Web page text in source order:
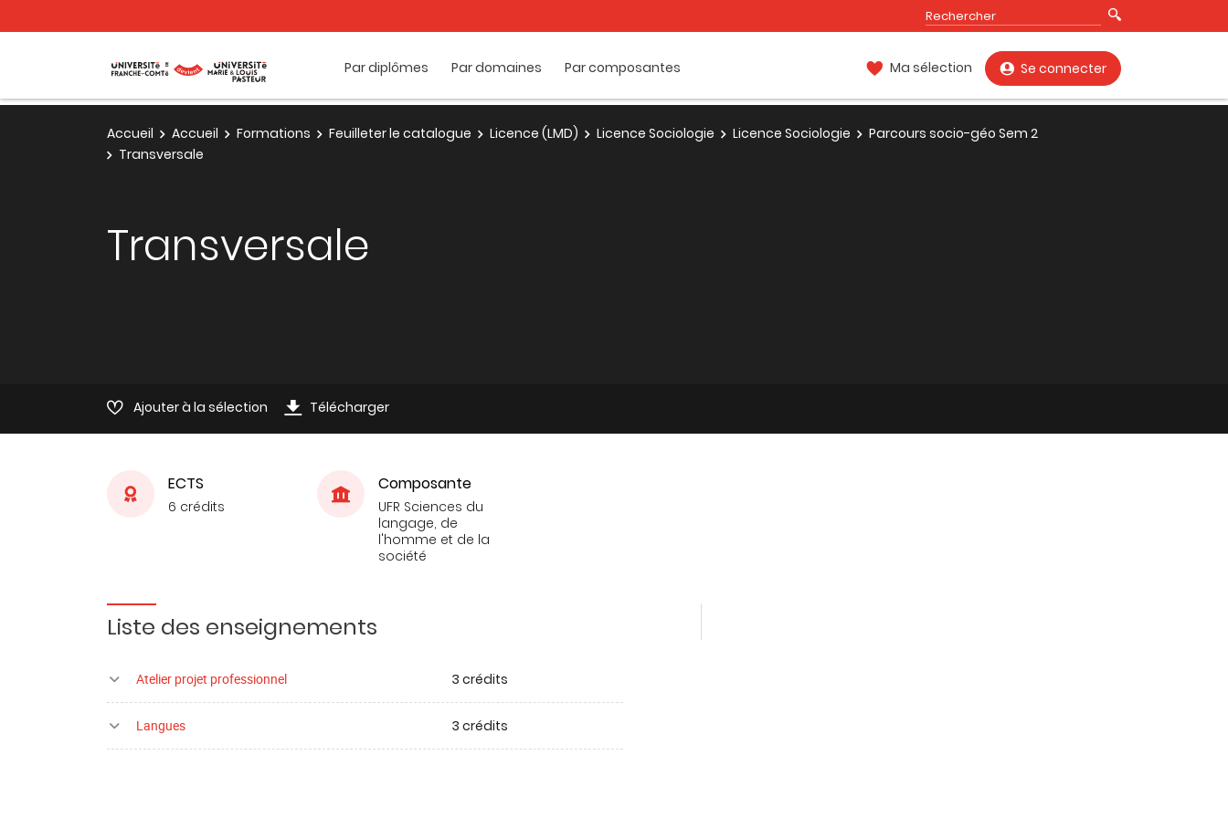
Par diplômes Par domaines Par composantes Ma sélection Se connecter
Accueil Accueil Formations Feuilleter le catalogue Licence (LMD) Licence Sociologie Licence Sociologie
Parcours socio-géo Sem 2
Transversale
Transversale
Ajouter à la sélection Télécharger
ECTS
6 crédits
Composante
UFR Sciences du
langage, de
l'homme et de la
société
Liste des enseignements
Atelier projet professionnel 3 crédits
Langues 3 crédits